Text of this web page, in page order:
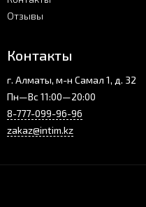
Отзывы
Контакты
г. Алматы, м-н Самал 1, д. 32
Пн—Вс 11:00—20:00
8-777-099-96-96
zakaz@intim.kz